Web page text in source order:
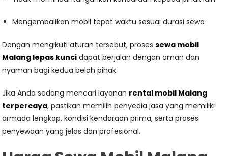
Mengembalikan mobil tepat waktu sesuai durasi sewa
Dengan mengikuti aturan tersebut, prosessewa mobil
Malang lepas kunci dapat berjalan dengan aman dan
nyaman bagi kedua belah pihak.
Jika Anda sedang mencari layanan rental mobil Malang
terpercaya, pastikan memilih penyedia jasa yang memiliki
armada lengkap, kondisi kendaraan prima, serta proses
penyewaan yang jelas dan profesional.